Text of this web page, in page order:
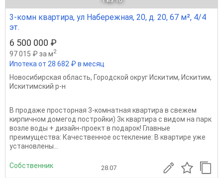
3-комн квартира, ул Набережная, 20, д. 20, 67 м², 4/4
эт.
6 500 000 ₽
97 015 ₽ за м2
Ипотека от 28 682 ₽ в месяц
Новосибирская область, Городской округ Искитим, Искитим,
Искитимский р-н
В продаже просторная 3-комнатная квартира в свежем
кирпичном домегод постройки) 3к квартира с видом на парк
возле воды + дизайн-проект в подарок! Главные
преимущества: Качественное остекление: В квартире уже
установлены...
Собственник 28.07